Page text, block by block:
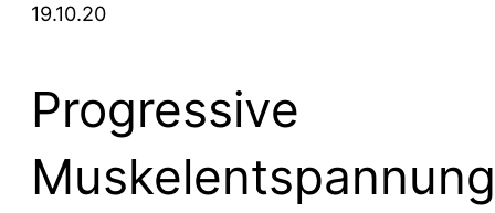
19.10.20
Progressive
Muskelentspannung